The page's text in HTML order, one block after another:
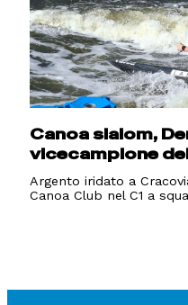
Canoa slalom,
vicecampione
Argento iridato a
Canoa Club nel C1 a